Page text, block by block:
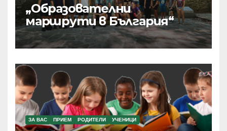
„Образователни
маршрути в България“
ЗА ВАС ПРИЕМ РОДИТЕЛИ УЧЕНИЦИ